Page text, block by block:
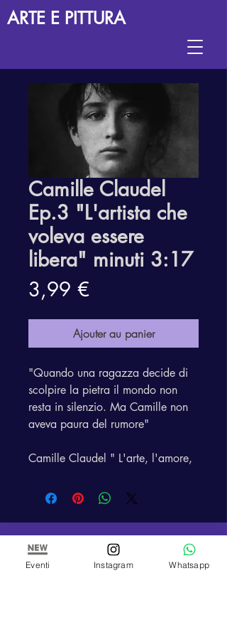
ARTE E PITTURA
Camille Claudel
Ep.3 "L'artista che
voleva essere
libera" minuti 3:17
3,99 €Prix
Ajouter au panier
"Quando una ragazza decide di
scolpire la pietra il mondo non
resta in silenzio. Ma Camille non
aveva paura del rumore"
Camille Claudel " L'arte, l'amore,
ARTE E PITTURA
Atelier et école de peinture de Paola Panero
Eventi Instagram Whatsapp